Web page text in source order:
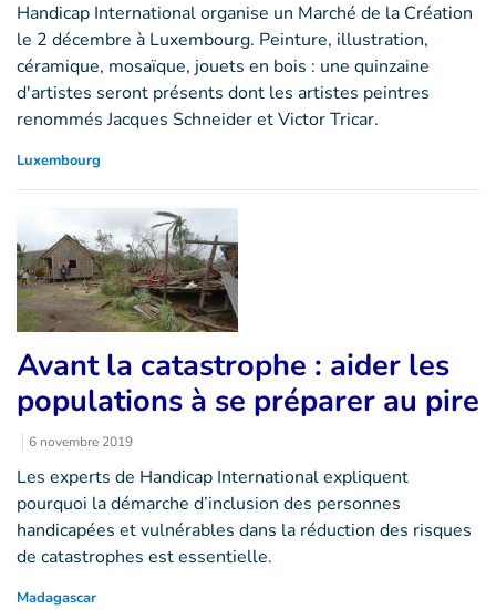
Handicap International organise un Marché de la Création
le 2 décembre à Luxembourg. Peinture, illustration,
céramique, mosaïque, jouets en bois : une quinzaine
d'artistes seront présents dont les artistes peintres
renommés Jacques Schneider et Victor Tricar.
Luxembourg
Avant la catastrophe : aider les
populations à se préparer au pire
6 novembre 2019
Les experts de Handicap International expliquent
pourquoi la démarche d’inclusion des personnes
handicapées et vulnérables dans la réduction des risques
de catastrophes est essentielle.
Madagascar